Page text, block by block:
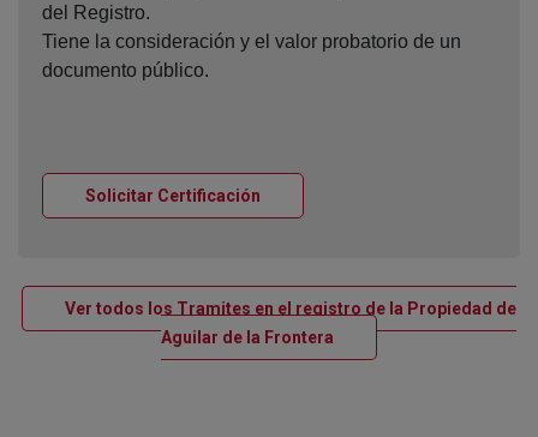
del Registro.
Tiene la consideración y el valor probatorio de un
documento público.
Solicitar Certificación
Ver todos los Tramites en el registro de la Propiedad de
Aguilar de la Frontera Ventana nueva